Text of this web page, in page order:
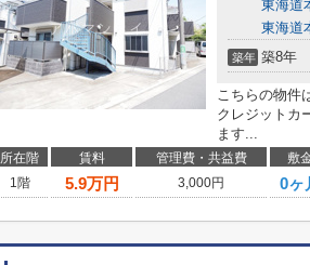
東海道
東海道
築年 築8年
こちらの物件
クレジットカ
ます...
所在階 賃料 管理費・共益費 敷
1階
5.9万円 3,000円 0ヶ